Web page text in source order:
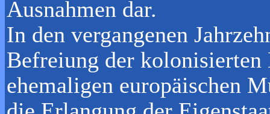
Ausnahmen dar.
In den vergangenen
Befreiung der
ehemaligen europäischen